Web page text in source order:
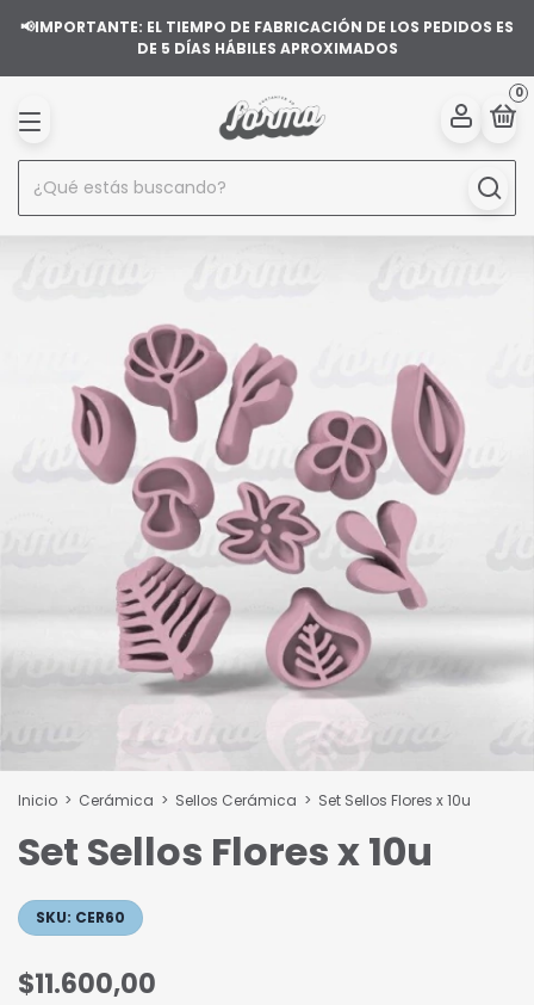
📢IMPORTANTE: EL TIEMPO DE FABRICACIÓN DE LOS PEDIDOS ES
DE 5 DÍAS HÁBILES APROXIMADOS
0
Inicio > Cerámica > Sellos Cerámica > Set Sellos Flores x 10u
Set Sellos Flores x 10u
SKU: CER60
$11.600,00